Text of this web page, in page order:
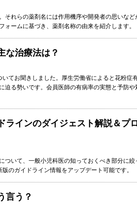
それらの薬剤名には作用機序や開発者の思いな
ームに基づき、薬剤名称の由来を紹介します。
な治療法は？
てお聞きしました。厚生労働省によると花粉症
迫る勢いです。会員医師の有病率の実態と予防
ラインのダイジェスト解説＆プ
ついて、一般小児科医の知っておくべき部分に
のガイドライン情報をアップデート可能です。
言う？